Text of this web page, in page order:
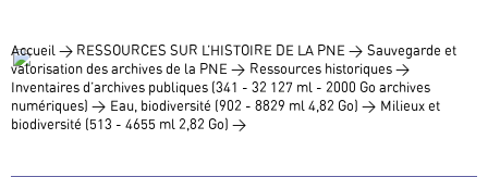
Accueil > RESSOURCES SUR L’HISTOIRE DE LA PNE > Sauvegarde et
valorisation des archives de la PNE > Ressources historiques >
Inventaires d’archives publiques (341 - 32 127 ml - 2000 Go archives
numériques) > Eau, biodiversité (902 - 8829 ml 4,82 Go) > Milieux et
biodiversité (513 - 4655 ml 2,82 Go) >